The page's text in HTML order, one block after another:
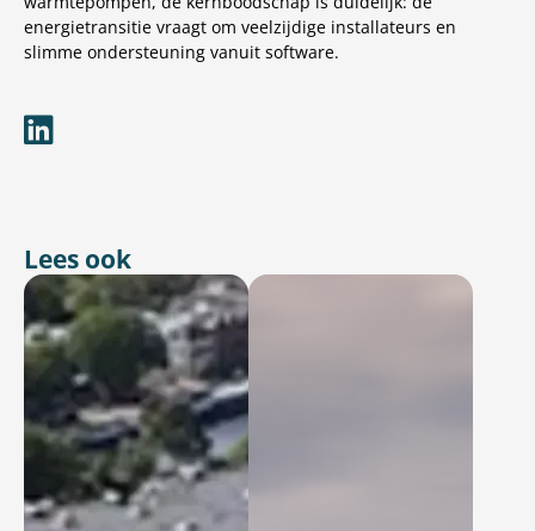
energietransitie vraagt om veelzijdige installateurs en
slimme ondersteuning vanuit software.
Lees ook